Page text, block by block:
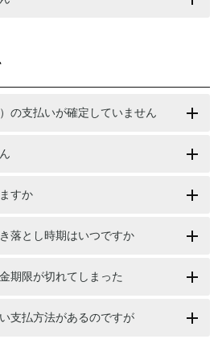
の支払いが確定していません
すか
落とし時期はいつですか
期限が切れてしまった
支払方法があるのですが